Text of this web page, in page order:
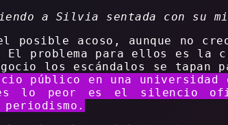
a Silvia sentada con su
el posible acoso, aunque no
El problema para ellos es la
los escándalos se tapan
público en una universidad
lo peor es el silencio